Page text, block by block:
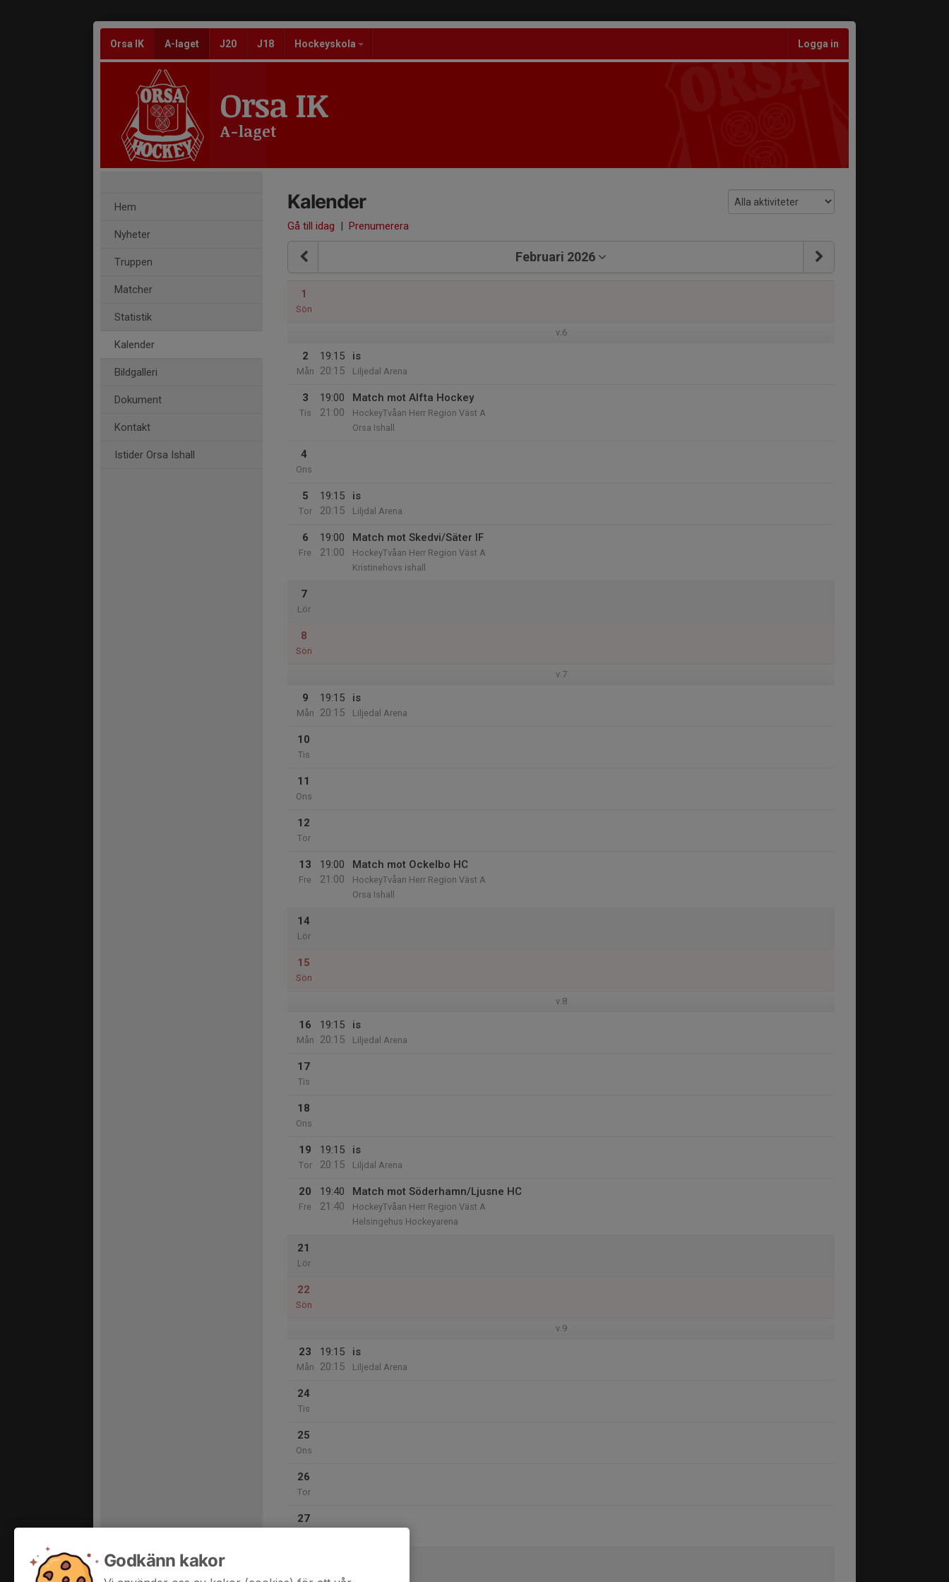
Orsa IK A-laget J20 J18 Hockeyskola Logga in
Orsa IK
A-laget
Hem
Nyheter
Truppen
Matcher
Statistik
Kalender
Bildgalleri
Dokument
Kontakt
Istider Orsa Ishall
Kalender
Gå till idag | Prenumerera
Februari 2026
1
Sön
v.6
2
Mån
19:15
20:15
is
Liljedal Arena
3
Tis
19:00
21:00
Match mot Alfta Hockey
HockeyTvåan Herr Region Väst A
Orsa Ishall
4
Ons
5
Tor
19:15
20:15
is
Liljdal Arena
6
Fre
19:00
21:00
Match mot Skedvi/Säter IF
HockeyTvåan Herr Region Väst A
Kristinehovs ishall
7
Lör
8
Sön
v.7
9
Mån
19:15
20:15
is
Liljedal Arena
10
Tis
11
Ons
12
Tor
13
Fre
19:00
21:00
Match mot Ockelbo HC
HockeyTvåan Herr Region Väst A
Orsa Ishall
14
Lör
15
Sön
v.8
16
Mån
19:15
20:15
is
Liljedal Arena
17
Tis
18
Ons
19
Tor
19:15
20:15
is
Liljdal Arena
20
Fre
19:40
21:40
Match mot Söderhamn/Ljusne HC
HockeyTvåan Herr Region Väst A
Helsingehus Hockeyarena
21
Lör
22
Sön
v.9
23
Mån
19:15
20:15
is
Liljedal Arena
24
Tis
25
Ons
26
Tor
27
Godkänn kakor